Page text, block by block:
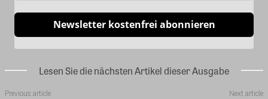
Newsletter kostenfrei abonnieren
Lesen Sie die nächsten Artikel dieser Ausgabe
Previous article Next article